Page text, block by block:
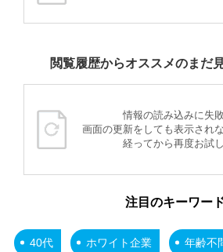
閲覧履歴からオススメのまだ
情報の読み込みに失
画面の更新をしても表示され
経ってから再度お試
注目のキーワー
40代 ホワイト企業 年齢不